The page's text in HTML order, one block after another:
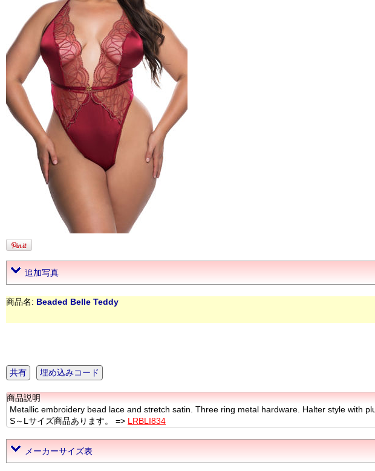
追加写真
商品名: Beaded Belle Teddy
共有 埋め込みコード
商品説明
Metallic embroidery bead lace and stretch satin. Three ring metal hardware. Halter style with
S～Lサイズ商品あります。 => LRBLI834
メーカーサイズ表